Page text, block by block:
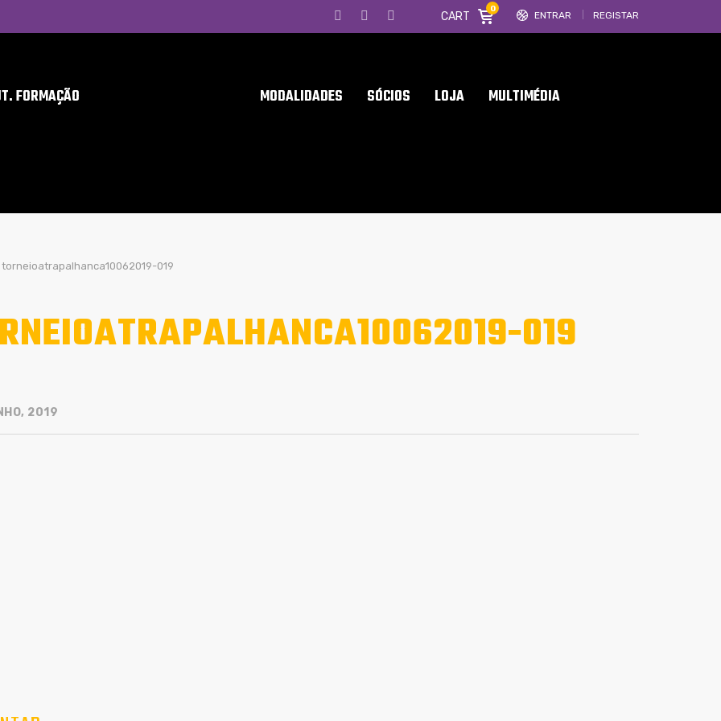
ENTRAR REGISTAR
CART
0
FORMAÇÃO MODALIDADES SÓCIOS LOJA MULTIMÉDIA
torneioatrapalhanca10062019-019
019
2019